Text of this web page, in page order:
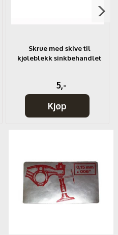
Skrue med skive til
kjøleblekk sinkbehandlet
5,-
Kjøp